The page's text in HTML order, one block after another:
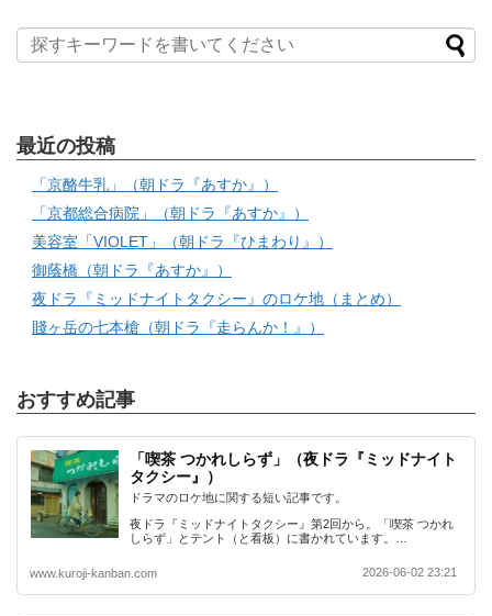
最近の投稿
「京酪牛乳」（朝ドラ『あすか』）
「京都総合病院」（朝ドラ『あすか』）
美容室「VIOLET」（朝ドラ『ひまわり』）
御蔭橋（朝ドラ『あすか』）
夜ドラ『ミッドナイトタクシー』のロケ地（まとめ）
賤ヶ岳の七本槍（朝ドラ『走らんか！』）
おすすめ記事
「喫茶 つかれしらず」（夜ドラ『ミッドナイト
タクシー』）
ドラマのロケ地に関する短い記事です。
夜ドラ『ミッドナイトタクシー』第2回から。「喫茶 つかれ
しらず」とテント（と看板）に書かれています。…
www.kuroji-kanban.com 2026-06-02 23:21